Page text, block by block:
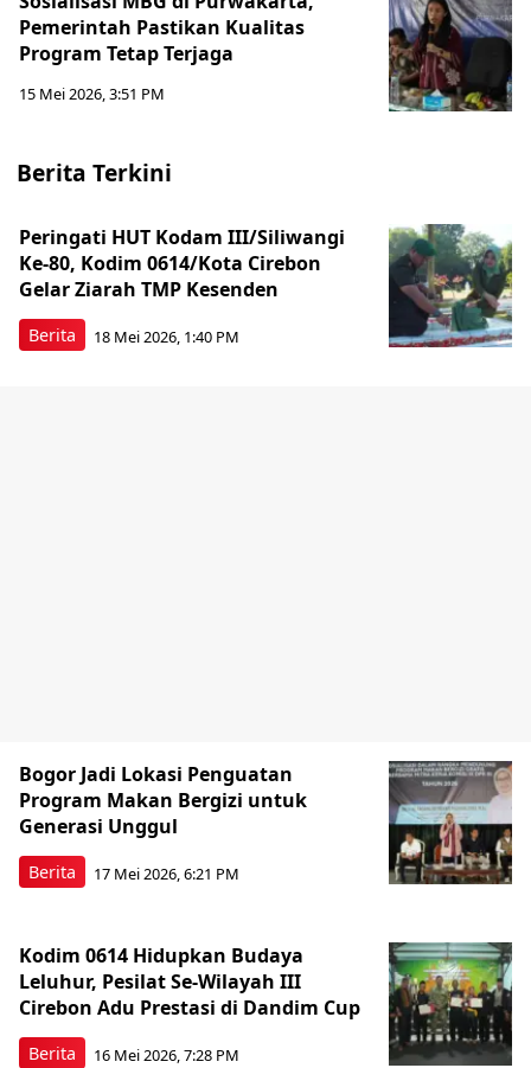
Pemerintah Pastikan Kualitas
Program Tetap Terjaga
15 Mei 2026, 3:51 PM
Berita Terkini
Berita
Peringati HUT Kodam III/Siliwangi
Ke-80, Kodim 0614/Kota Cirebon
Gelar Ziarah TMP Kesenden
18 Mei 2026, 1:40 PM
Berita
Bogor Jadi Lokasi Penguatan
Program Makan Bergizi untuk
Generasi Unggul
17 Mei 2026, 6:21 PM
Berita
Kodim 0614 Hidupkan Budaya
Leluhur, Pesilat Se-Wilayah III
Cirebon Adu Prestasi di Dandim Cup
16 Mei 2026, 7:28 PM